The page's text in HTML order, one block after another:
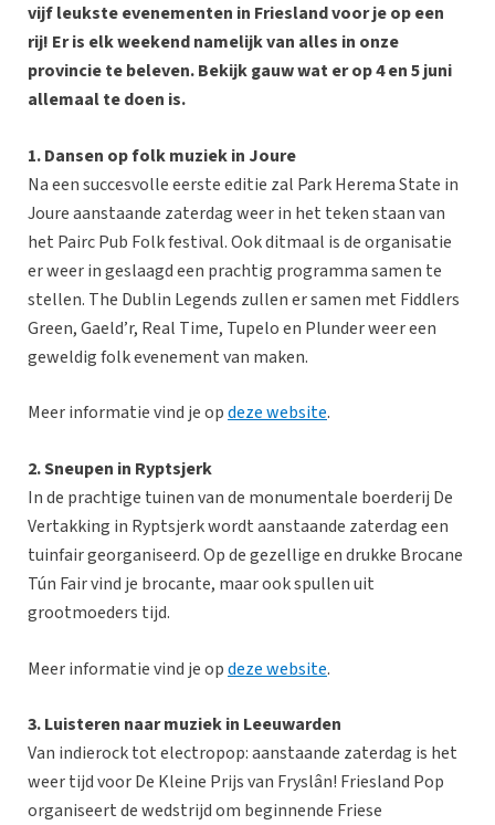
vijf leukste evenementen in Friesland voor je op een
rij! Er is elk weekend namelijk van alles in onze
provincie te beleven. Bekijk gauw wat er op 4 en 5 juni
allemaal te doen is.
1. Dansen op folk muziek in Joure
Na een succesvolle eerste editie zal Park Herema State in
Joure aanstaande zaterdag weer in het teken staan van
het Pairc Pub Folk festival. Ook ditmaal is de organisatie
er weer in geslaagd een prachtig programma samen te
stellen. The Dublin Legends zullen er samen met Fiddlers
Green, Gaeld’r, Real Time, Tupelo en Plunder weer een
geweldig folk evenement van maken.
Meer informatie vind je opdeze website.
2. Sneupen in Ryptsjerk
In de prachtige tuinen van de monumentale boerderij De
Vertakking in Ryptsjerk wordt aanstaande zaterdag een
tuinfair georganiseerd. Op de gezellige en drukke Brocane
Tún Fair vind je brocante, maar ook spullen uit
grootmoeders tijd.
Meer informatie vind je opdeze website.
3. Luisteren naar muziek in Leeuwarden
Van indierock tot electropop: aanstaande zaterdag is het
weer tijd voor De Kleine Prijs van Fryslân! Friesland Pop
organiseert de wedstrijd om beginnende Friese